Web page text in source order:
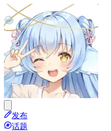
发布
话题